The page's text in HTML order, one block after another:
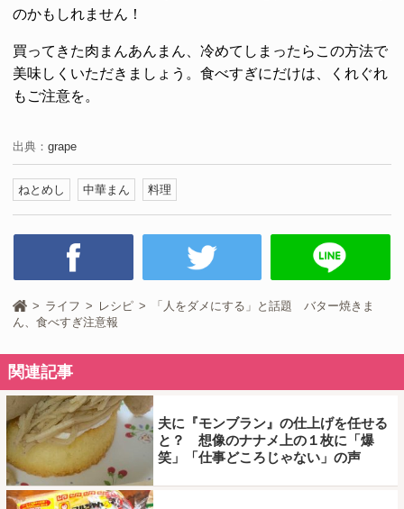
のかもしれません！
買ってきた肉まんあんまん、冷めてしまったらこの方法で
美味しくいただきましょう。食べすぎにだけは、くれぐれ
もご注意を。
出典： grape
ねとめし 中華まん 料理
ライフ レシピ
「人をダメにする」と話題 バター焼きま
ん、食べすぎ注意報
関連記事
夫に『モンブラン』の仕上げを任せる
と？ 想像のナナメ上の１枚に「爆
笑」「仕事どころじゃない」の声